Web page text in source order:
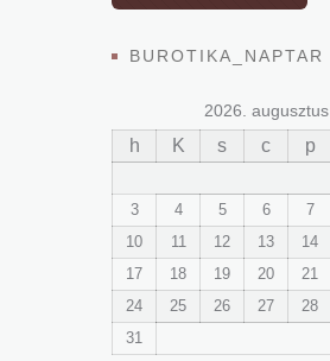
BUROTIKA_NAPTAR
2026. augusztus
h K s c p
3
4 5 6 7
10
11 12 13 14
17
18 19 20 21
24
25 26 27 28
31